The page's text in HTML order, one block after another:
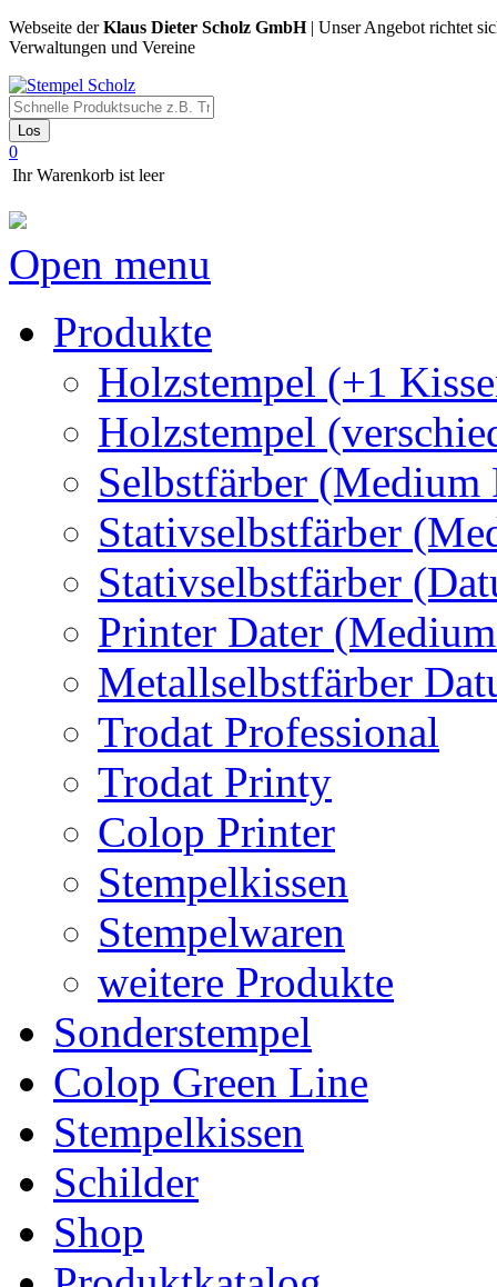
Webseite derKlaus Dieter Scholz GmbH| Unser Angebot richtet
Verwaltungen und Vereine
Los
0
Ihr Warenkorb ist leer
Open menu
Produkte
Holzstempel (+1
Holzstempel
Selbstfärber (Medium
Stativselbstfärber
Stativselbstfärber
Printer Dater
Metallselbstfärber
Trodat Professional
Trodat Printy
Colop Printer
Stempelkissen
Stempelwaren
weitere Produkte
Sonderstempel
Colop Green Line
Stempelkissen
Schilder
Shop